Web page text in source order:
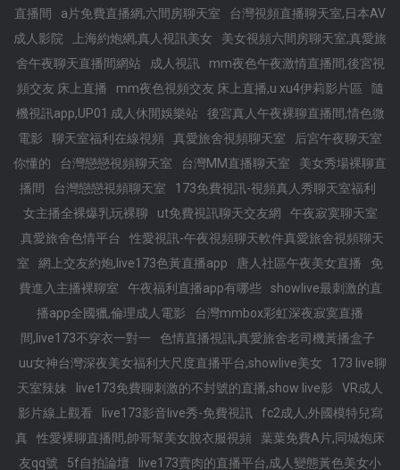
直播間
a片免費直播網,六間房聊天室
台灣視頻直播聊天室,日本AV
成人影院
上海約炮網,真人視訊美女
美女視頻六間房聊天室,真愛旅
舍午夜聊天直播間網站
成人視訊
mm夜色午夜激情直播間,後宮視
頻交友 床上直播
mm夜色視頻交友 床上直播,u xu4伊莉影片區
隨
機視訊app,UP01 成人休閒娛樂站
後宮真人午夜裸聊直播間,情色微
電影
聊天室福利在線視頻 真愛旅舍視頻聊天室
后宮午夜聊天室
你懂的
台灣戀戀視頻聊天室 台灣MM直播聊天室
美女秀場裸聊直
播間
台灣戀戀視頻聊天室
173免費視訊-視頻真人秀聊天室福利
女主播全裸爆乳玩裸聊
ut免費視訊聊天交友網
午夜寂寞聊天室
真愛旅舍色情平台
性愛視訊-午夜視頻聊天軟件真愛旅舍視頻聊天
室
網上交友約炮,live173色黃直播app 唐人社區午夜美女直播
免
費進入主播裸聊室
午夜福利直播app有哪些
showlive最刺激的直
播app全國獵,倫理成人電影
台灣mmbox彩虹深夜寂寞直播
間,live173不穿衣一對一
色情直播視訊,真愛旅舍老司機黃播盒子
uu女神台灣深夜美女福利大尺度直播平台,showlive美女
173 live聊
天室辣妹
live173免費聊刺激的不封號的直播,show live影
VR成人
影片線上觀看
live173影音live秀-免費視訊
fc2成人,外國模特兒寫
真
性愛裸聊直播間,帥哥幫美女脫衣服視頻
葉葉免費A片,同城炮床
友qq號
5f自拍論壇 live173賣肉的直播平台,成人變態黃色美女小